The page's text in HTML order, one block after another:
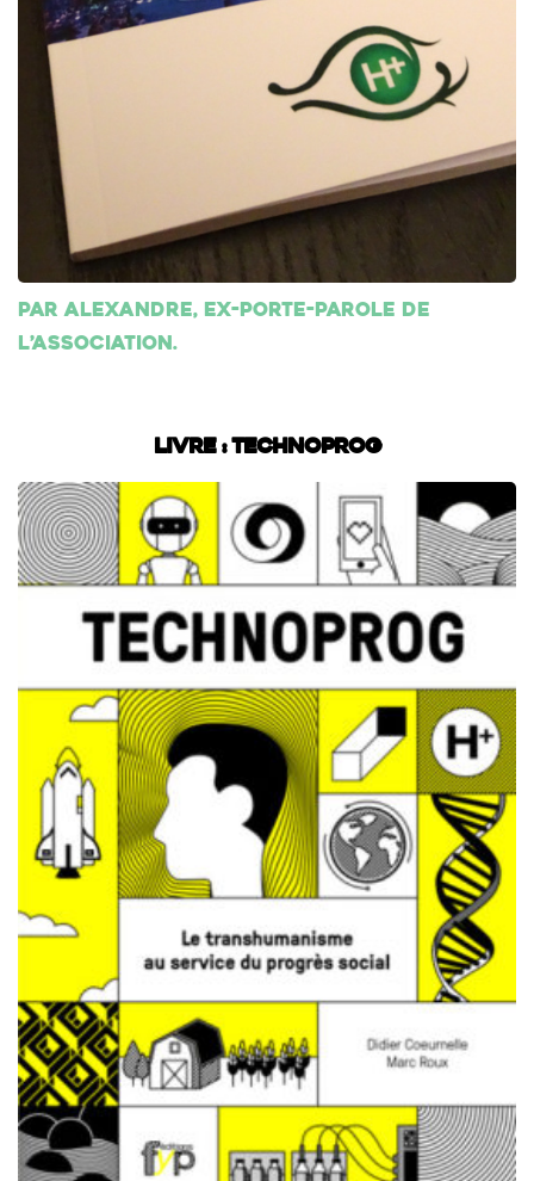
Par Alexandre, ex-porte-parole de
l’association.
Livre : Technoprog